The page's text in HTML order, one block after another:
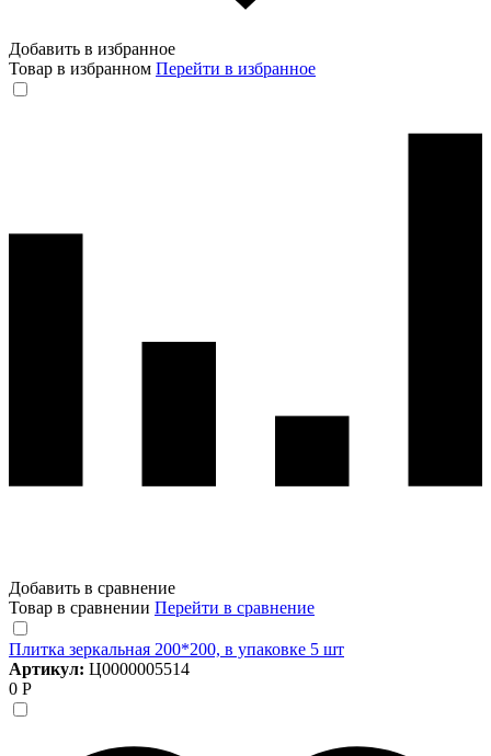
Добавить в избранное
Товар в избранном Перейти в избранное
Добавить в сравнение
Товар в сравнении Перейти в сравнение
Плитка зеркальная 200*200, в упаковке 5 шт
Артикул: Ц0000005514
0 Р